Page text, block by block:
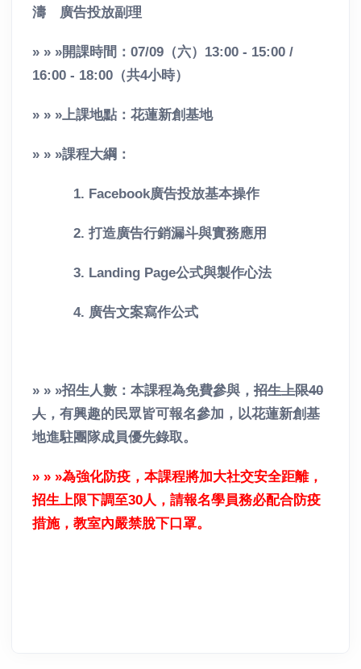
濤 廣告投放副理
» » »開課時間：07/09（六）13:00 - 15:00 /
16:00 - 18:00（共4小時）
» » »上課地點：花蓮新創基地
» » »課程大綱：
1. Facebook廣告投放基本操作
2. 打造廣告行銷漏斗與實務應用
3. Landing Page公式與製作心法
4. 廣告文案寫作公式
» » »招生人數：本課程為免費參與， 招生上限40
人 ，有興趣的民眾皆可報名參加，以花蓮新創基
地進駐團隊成員優先錄取。
» » »為強化防疫，本課程將加大社交安全距離，
招生上限下調至30人，請報名學員務必配合防疫
措施，教室內嚴禁脫下口罩。